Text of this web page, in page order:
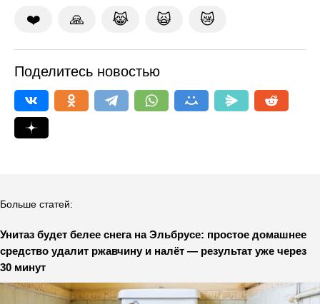
❤️ 🙏 😹 🙀 😿
Поделитесь новостью
Больше статей:
Унитаз будет белее снега на Эльбрусе: простое домашнее
средство удалит ржавчину и налёт — результат уже через
30 минут